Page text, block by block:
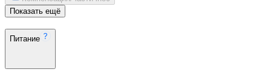
Показать ещё
Питание